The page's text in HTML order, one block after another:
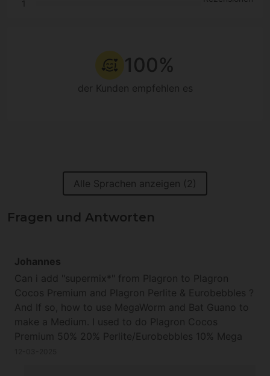
1
100%
der Kunden empfehlen es
Alle Sprachen anzeigen (2)
Fragen und Antworten
Johannes
Can i add "supermix*" from Plagron to Plagron
Cocos Premium and Plagron Perlite & Eurobebbles ?
And If so, how to use MegaWorm and Bat Guano to
make a Medium. I used to do Plagron Cocos
Premium 50% 20% Perlite/Eurobebbles 10% Mega